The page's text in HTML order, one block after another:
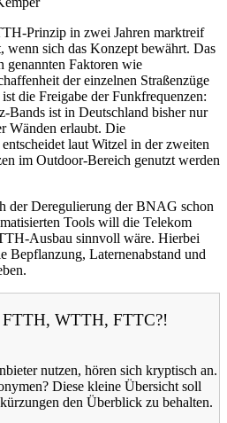
Prinzip in zwei Jahren marktreif
wenn sich das Konzept bewährt. Das
genannten Faktoren wie
der einzelnen Straßenzüge
die Freigabe der Funkfrequenzen:
Bands ist in Deutschland bisher nur
Wänden erlaubt. Die
entscheidet laut Witzel in der zweiten
im Outdoor-Bereich genutzt werden
der Deregulierung der BNAG schon
Tools will die Telekom
Ausbau sinnvoll wäre. Hierbei
Bepflanzung, Laternenabstand und
FTTH, WTTH, FTTC?!
nutzen, hören sich kryptisch an.
Diese kleine Übersicht soll
den Überblick zu behalten.